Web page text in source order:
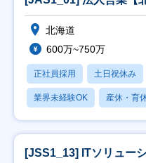
北海道
600万~750万
正社員採用 土日祝休み
業界未経験OK 産休・育
[JSS1_13] ITソリュー